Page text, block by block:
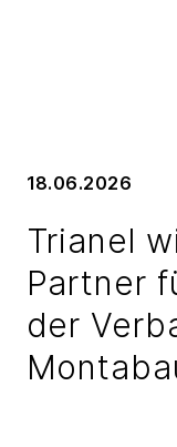
18.06.2026
Trianel
Partner
der